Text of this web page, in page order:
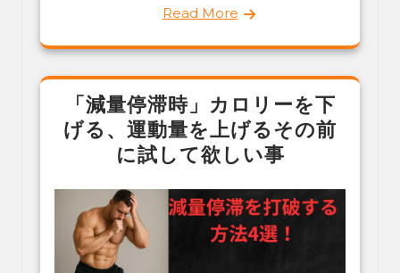
Read More
「減量停滞時」カロリーを下
げる、運動量を上げるその前
に試して欲しい事